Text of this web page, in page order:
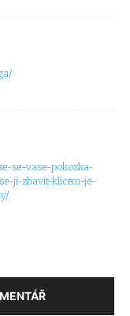
se-vase-pokozka-
ji-zbavit-klicem-je-